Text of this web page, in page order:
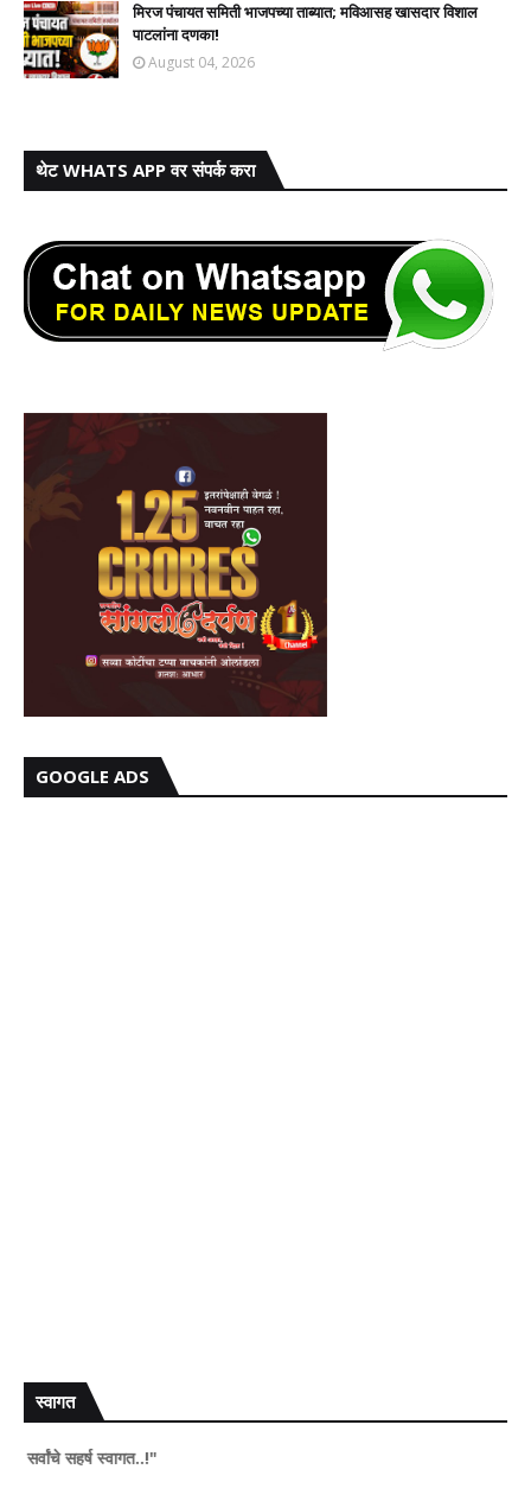
मिरज पंचायत समिती भाजपच्या ताब्यात; मविआसह खासदार विशाल
पाटलांना दणका!
August 04, 2026
थेट WHATS APP वर संपर्क करा
GOOGLE ADS
स्वागत
स्वागत..!"